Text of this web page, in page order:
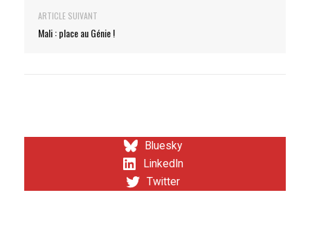
ARTICLE SUIVANT
Mali : place au Génie !
Bluesky
LinkedIn
Twitter